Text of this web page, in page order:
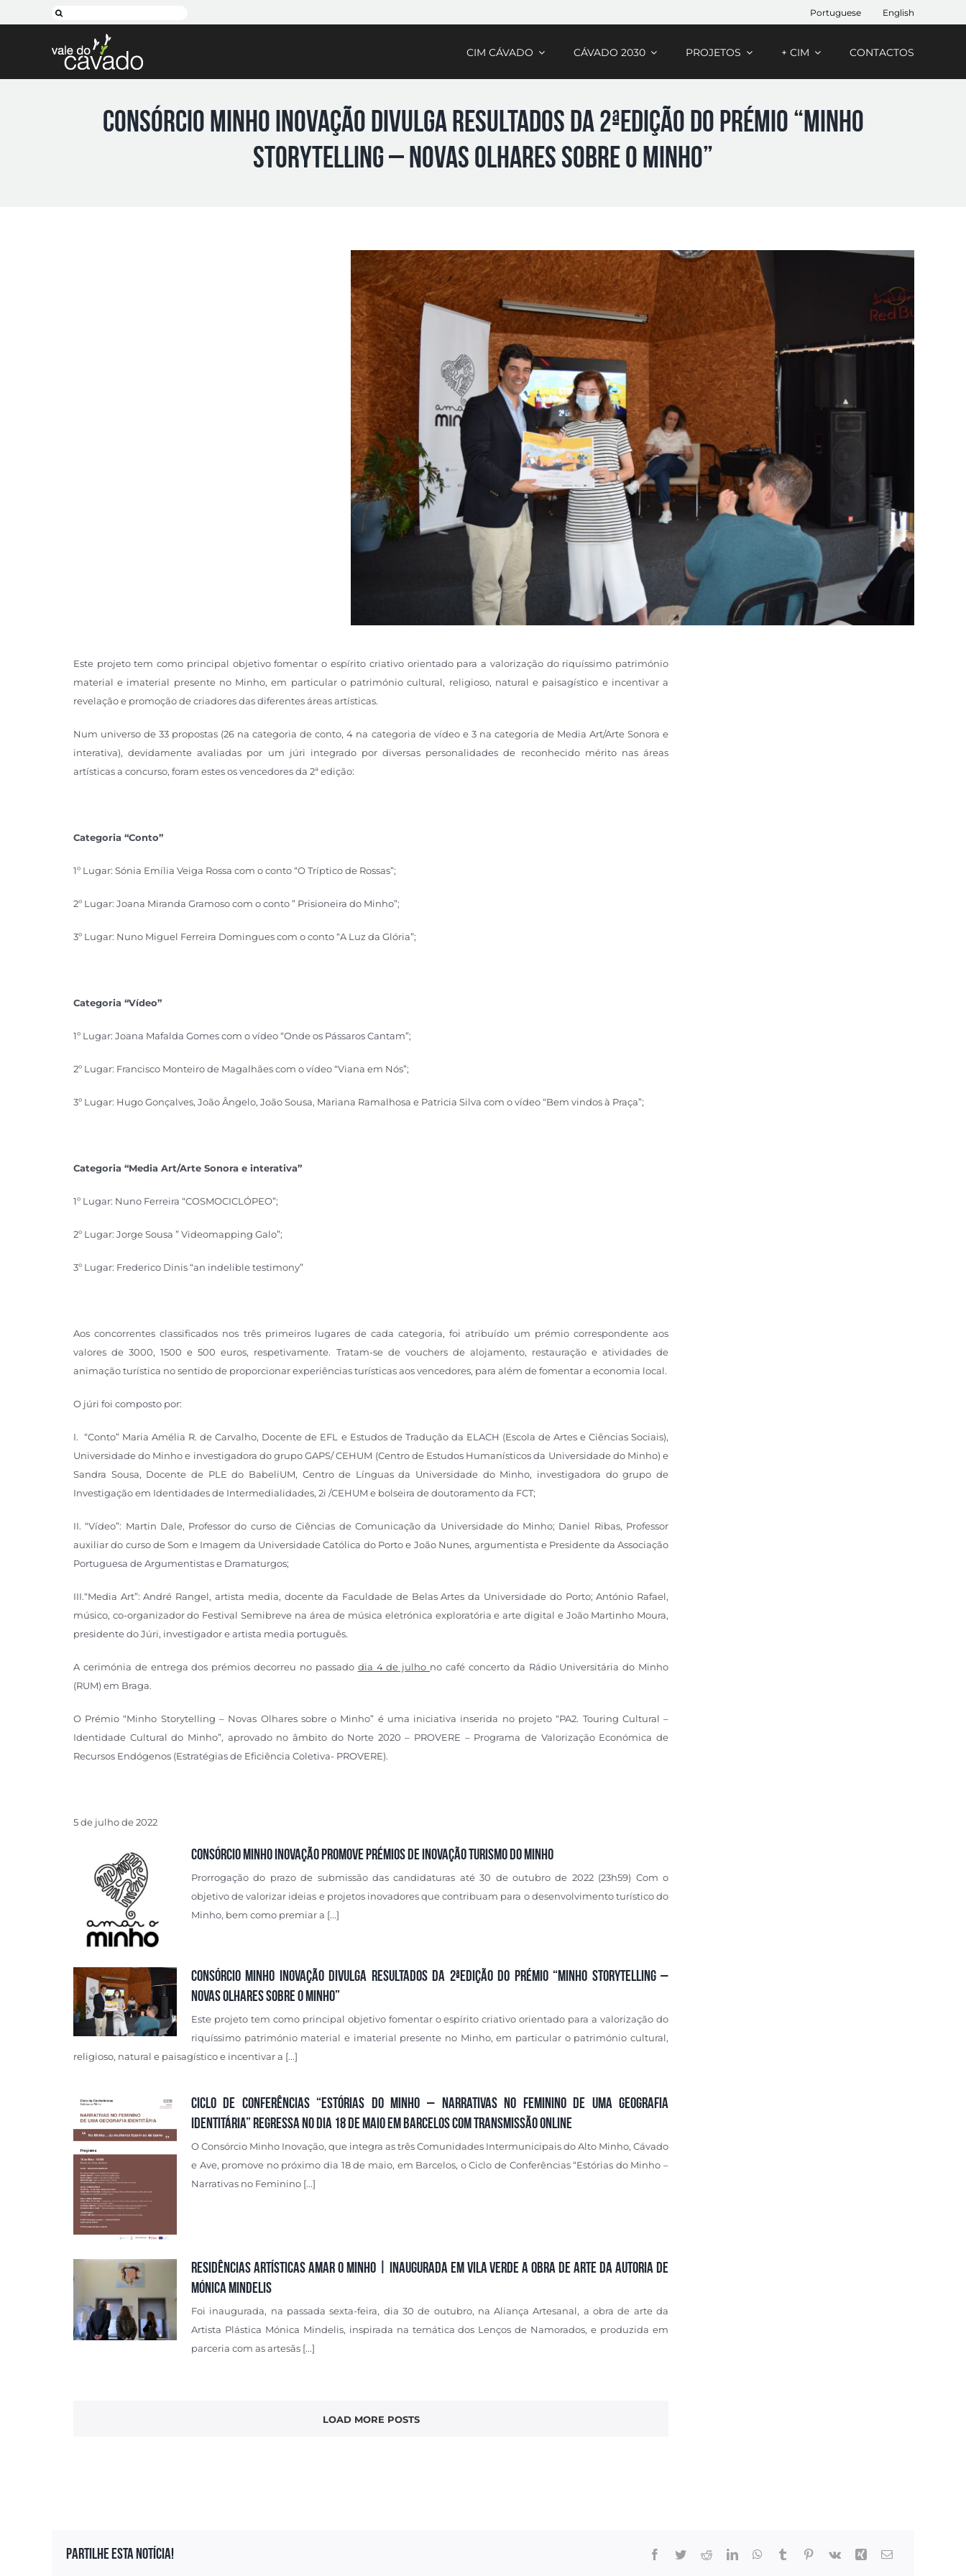
to
Pesquisar Portuguese English
CIM CÁVADO CÁVADO 2030 PROJETOS + CIM CONTACTOS
Consórcio Minho Inovação divulga resultados da 2ªEdição do Prémio “Minho
Storytelling – Novas Olhares sobre o Minho”
Este projeto tem como principal objetivo fomentar o espírito criativo orientado para a valorização do riquíssimo património
material e imaterial presente no Minho, em particular o património cultural, religioso, natural e paisagístico e incentivar a
revelação e promoção de criadores das diferentes áreas artísticas.
Num universo de 33 propostas (26 na categoria de conto, 4 na categoria de vídeo e 3 na categoria de Media Art/Arte Sonora e
interativa), devidamente avaliadas por um júri integrado por diversas personalidades de reconhecido mérito nas áreas
artísticas a concurso, foram estes os vencedores da 2ª edição:
Categoria “Conto”
1º Lugar: Sónia Emília Veiga Rossa com o conto “O Tríptico de Rossas”;
2º Lugar: Joana Miranda Gramoso com o conto ” Prisioneira do Minho”;
3º Lugar: Nuno Miguel Ferreira Domingues com o conto “A Luz da Glória”;
Categoria “Vídeo”
1º Lugar: Joana Mafalda Gomes com o vídeo “Onde os Pássaros Cantam”;
2º Lugar: Francisco Monteiro de Magalhães com o vídeo “Viana em Nós”;
3º Lugar: Hugo Gonçalves, João Ângelo, João Sousa, Mariana Ramalhosa e Patricia Silva com o vídeo “Bem vindos à Praça”;
Categoria “Media Art/Arte Sonora e interativa”
1º Lugar: Nuno Ferreira “COSMOCICLÓPEO”;
2º Lugar: Jorge Sousa ” Videomapping Galo”;
3º Lugar: Frederico Dinis “an indelible testimony”
Aos concorrentes classificados nos três primeiros lugares de cada categoria, foi atribuído um prémio correspondente aos
valores de 3000, 1500 e 500 euros, respetivamente. Tratam-se de vouchers de alojamento, restauração e atividades de
animação turística no sentido de proporcionar experiências turísticas aos vencedores, para além de fomentar a economia local.
O júri foi composto por:
I. “Conto” Maria Amélia R. de Carvalho, Docente de EFL e Estudos de Tradução da ELACH (Escola de Artes e Ciências Sociais),
Universidade do Minho e investigadora do grupo GAPS/ CEHUM (Centro de Estudos Humanísticos da Universidade do Minho) e
Sandra Sousa, Docente de PLE do BabeliUM, Centro de Línguas da Universidade do Minho, investigadora do grupo de
Investigação em Identidades de Intermedialidades, 2i /CEHUM e bolseira de doutoramento da FCT;
II. “Vídeo”: Martin Dale, Professor do curso de Ciências de Comunicação da Universidade do Minho; Daniel Ribas, Professor
auxiliar do curso de Som e Imagem da Universidade Católica do Porto e João Nunes, argumentista e Presidente da Associação
Portuguesa de Argumentistas e Dramaturgos;
III.“Media Art”: André Rangel, artista media, docente da Faculdade de Belas Artes da Universidade do Porto; António Rafael,
músico, co-organizador do Festival Semibreve na área de música eletrónica exploratória e arte digital e João Martinho Moura,
presidente do Júri, investigador e artista media português.
A cerimónia de entrega dos prémios decorreu no passado dia 4 de julho no café concerto da Rádio Universitária do Minho
(RUM) em Braga.
O Prémio “Minho Storytelling – Novas Olhares sobre o Minho” é uma iniciativa inserida no projeto “PA2. Touring Cultural –
Identidade Cultural do Minho”, aprovado no âmbito do Norte 2020 – PROVERE – Programa de Valorização Económica de
Recursos Endógenos (Estratégias de Eficiência Coletiva- PROVERE).
5 de julho de 2022
Consórcio Minho Inovação promove Prémios de Inovação Turismo do Minho
Prorrogação do prazo de submissão das candidaturas até 30 de outubro de 2022 (23h59) Com o
objetivo de valorizar ideias e projetos inovadores que contribuam para o desenvolvimento turístico do
Minho, bem como premiar a [...]
Consórcio Minho Inovação divulga resultados da 2ªEdição do Prémio “Minho Storytelling –
Novas Olhares sobre o Minho”
Este projeto tem como principal objetivo fomentar o espírito criativo orientado para a valorização do
riquíssimo património material e imaterial presente no Minho, em particular o património cultural,
religioso, natural e paisagístico e incentivar a [...]
Ciclo de Conferências “Estórias do Minho – Narrativas no Feminino de uma Geografia
Identitária” regressa no dia 18 de maio em Barcelos com transmissão online
O Consórcio Minho Inovação, que integra as três Comunidades Intermunicipais do Alto Minho, Cávado
e Ave, promove no próximo dia 18 de maio, em Barcelos, o Ciclo de Conferências “Estórias do Minho –
Narrativas no Feminino [...]
RESIDÊNCIAS ARTÍSTICAS AMAR O MINHO | INAUGURADA EM VILA VERDE A OBRA DE ARTE DA AUTORIA DE
MÓNICA MINDELIS
Foi inaugurada, na passada sexta-feira, dia 30 de outubro, na Aliança Artesanal, a obra de arte da
Artista Plástica Mónica Mindelis, inspirada na temática dos Lenços de Namorados, e produzida em
parceria com as artesãs [...]
LOAD MORE POSTS
Partilhe esta notícia!